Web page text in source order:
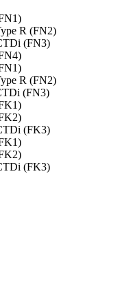
R (FN2)
(FN3)
R (FN2)
(FN3)
(FK3)
(FK3)